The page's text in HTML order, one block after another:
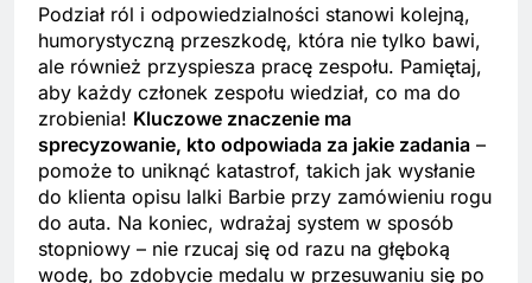
Podział ról i odpowiedzialności stanowi kolejną,
humorystyczną przeszkodę, która nie tylko bawi,
ale również przyspiesza pracę zespołu. Pamiętaj,
aby każdy członek zespołu wiedział, co ma do
zrobienia! Kluczowe znaczenie ma
sprecyzowanie, kto odpowiada za jakie zadania –
pomoże to uniknąć katastrof, takich jak wysłanie
do klienta opisu lalki Barbie przy zamówieniu rogu
do auta. Na koniec, wdrażaj system w sposób
stopniowy – nie rzucaj się od razu na głęboką
wodę, bo zdobycie medalu w przesuwaniu się po